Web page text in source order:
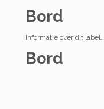
Bord
Informatie over dit label..
Bord